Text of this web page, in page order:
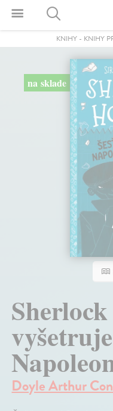
KNIHY - KNIHY
na sklade
Doyle Arthur